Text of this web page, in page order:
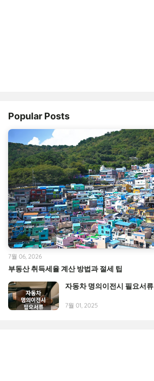
Popular Posts
부동산 취득세율 계산 방법과 절세 팁
7월 06, 2026
자동차 명의이전시 필요서류
7월 01, 2025